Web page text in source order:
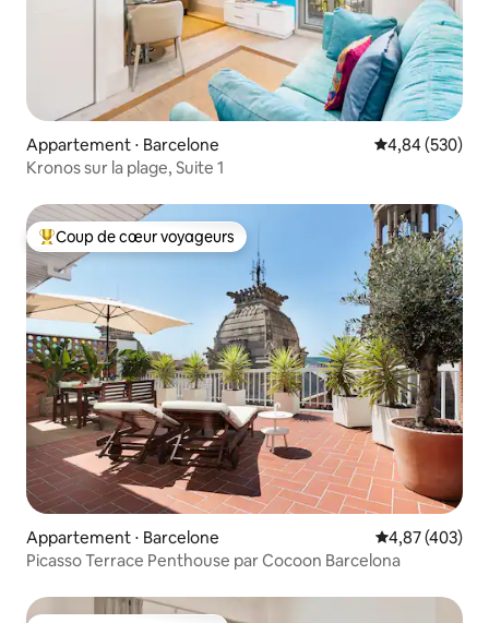
Appartement ⋅ Barcelone Évaluation
4,84 (530)
Kronos sur la plage, Suite 1
Coups de cœur voyageurs les plus appréciés
Coup de cœur voyageurs
Appartement ⋅ Barcelone Évaluation
4,87 (403)
Picasso Terrace Penthouse par Cocoon Barcelona